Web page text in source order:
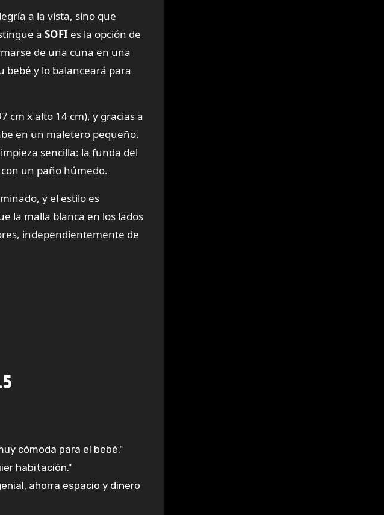
a la vista, sino que
a SOFI es la opción de
de una cuna en una
bebé y lo balanceará para
cm x alto 14 cm), y gracias a
en un maletero pequeño.
sencilla: la funda del
un paño húmedo.
y el estilo es
la malla blanca en los lados
independientemente de
cómoda para el bebé."
habitación."
ahorra espacio y dinero